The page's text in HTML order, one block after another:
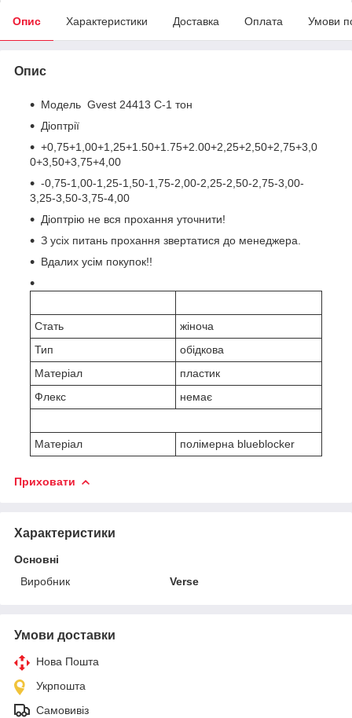
Опис Характеристики Доставка Оплата Умови
Опис
Модель Gvest 24413 C-1 тон
Діоптрії
+0,75+1,00+1,25+1.50+1.75+2.00+2,25+2,50+2,75+3,0
0+3,50+3,75+4,00
-0,75-1,00-1,25-1,50-1,75-2,00-2,25-2,50-2,75-3,00-
3,25-3,50-3,75-4,00
Діоптрію не вся прохання уточнити!
З усіх питань прохання звертатися до менеджера.
Вдалих усім покупок!!
Стать
жіноча
Тип
обідкова
Матеріал
пластик
Флекс
немає
Матеріал полімерна blueblocker
Приховати
Характеристики
Основні
Виробник
Verse
Умови доставки
Нова Пошта
Укрпошта
Самовивіз